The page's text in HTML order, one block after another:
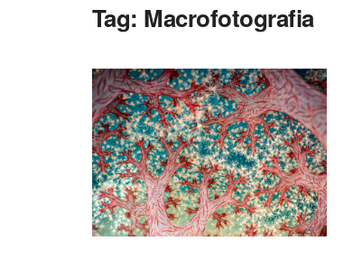
Tag: Macrofotografia